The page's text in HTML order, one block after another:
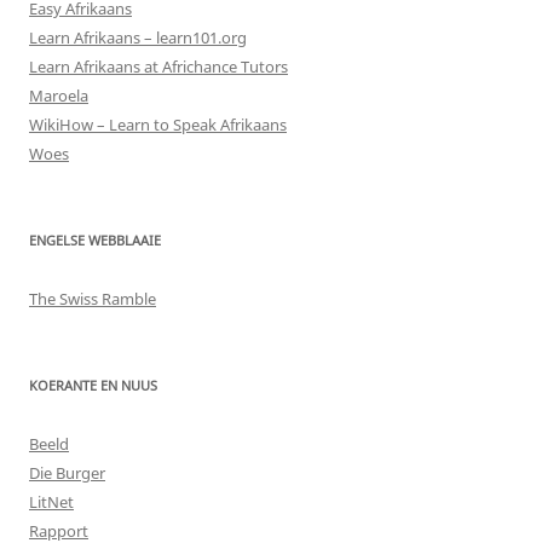
Easy Afrikaans
Learn Afrikaans – learn101.org
Learn Afrikaans at Africhance Tutors
Maroela
WikiHow – Learn to Speak Afrikaans
Woes
ENGELSE WEBBLAAIE
The Swiss Ramble
KOERANTE EN NUUS
Beeld
Die Burger
LitNet
Rapport